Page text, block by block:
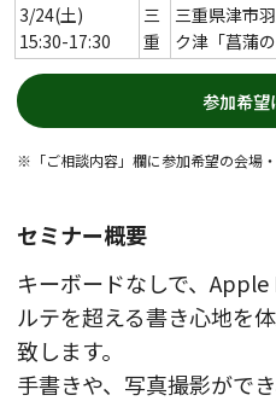
3/24(土)
15:30-17:30
三
重
三重県津市
ク津「菖蒲の
参加希望
※「ご相談内容」欄に参加希望の会場・
セミナー概要
キーボードなしで、
ルテを超える書き心地を
致します。
手書きや、写真撮影がで